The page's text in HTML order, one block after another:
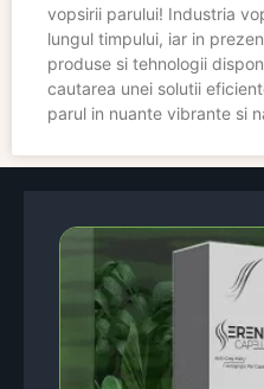
vopsirii parului! Industria
lungul timpului, iar in
produse si tehnologii
cautarea unei solutii
parul in nuante vibrante si